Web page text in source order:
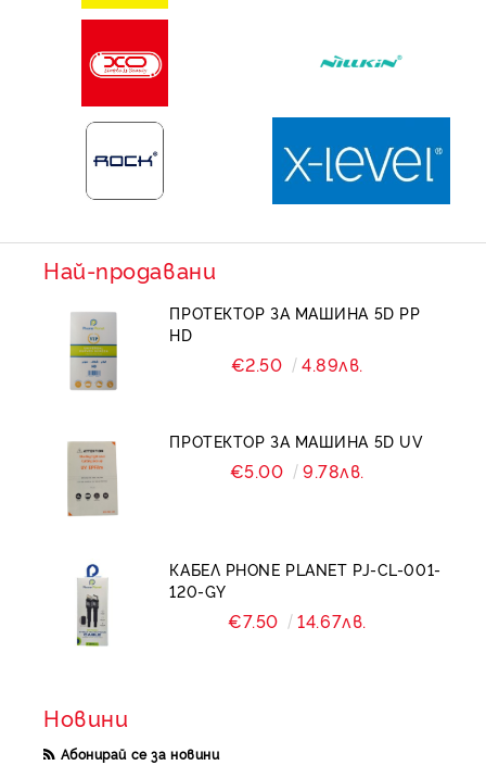
Най-продавани
ПРОТЕКТОР ЗА МАШИНА 5D PP
HD
€2.50 4.89лв.
ПРОТЕКТОР ЗА МАШИНА 5D UV
€5.00 9.78лв.
КАБЕЛ PHONE PLANET PJ-CL-001-
120-GY
€7.50 14.67лв.
Новини
Абонирай се за новини